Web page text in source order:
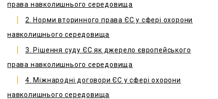
права навколишнього середовища
2. Норми вторинного права ЄС у сфері охорони
навколишнього середовища
3. Рішення суду ЄС як джерело європейського
права навколишнього середовища
4. Міжнародні договори ЄС у сфері охорони
навколишнього середовища